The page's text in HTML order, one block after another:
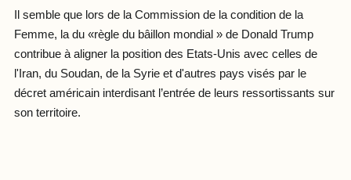
Il semble que lors de la Commission de la condition de la
Femme, la du «règle du bâillon mondial » de Donald Trump
contribue à aligner la position des Etats-Unis avec celles de
l'Iran, du Soudan, de la Syrie et d'autres pays visés par le
décret américain interdisant l’entrée de leurs ressortissants sur
son territoire.